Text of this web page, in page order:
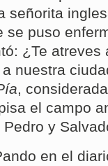
señorita
se puso
¿Te
nuestra
,
el campo
y
en el